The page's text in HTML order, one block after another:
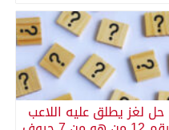
حل لغز يطلق عليه اللاعب